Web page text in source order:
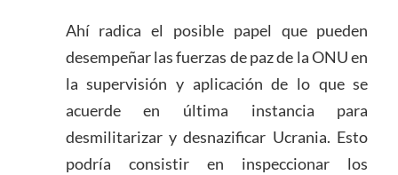
Ahí radica el posible papel que pueden
desempeñar las fuerzas de paz de la ONU en
la supervisión y aplicación de lo que se
acuerde en última instancia para
desmilitarizar y desnazificar Ucrania. Esto
podría consistir en inspeccionar los